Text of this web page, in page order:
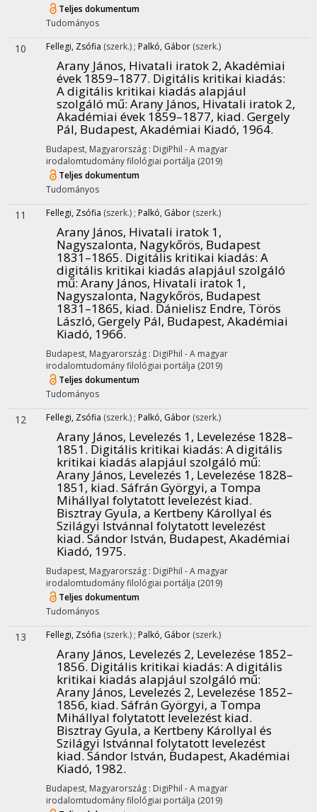
Teljes dokumentum
Tudományos
10 Fellegi, Zsófia (szerk.) ; Palkó, Gábor (szerk.)
Arany János, Hivatali iratok 2, Akadémiai
évek 1859–1877. Digitális kritikai kiadás:
A digitális kritikai kiadás alapjául
szolgáló mű: Arany János, Hivatali iratok 2,
Akadémiai évek 1859–1877, kiad. Gergely
Pál, Budapest, Akadémiai Kiadó, 1964.
Budapest, Magyarország : DigiPhil - A magyar
irodalomtudomány filológiai portálja (2019)
Teljes dokumentum
Tudományos
11 Fellegi, Zsófia (szerk.) ; Palkó, Gábor (szerk.)
Arany János, Hivatali iratok 1,
Nagyszalonta, Nagykőrös, Budapest
1831–1865. Digitális kritikai kiadás: A
digitális kritikai kiadás alapjául szolgáló
mű: Arany János, Hivatali iratok 1,
Nagyszalonta, Nagykőrös, Budapest
1831–1865, kiad. Dánielisz Endre, Törös
László, Gergely Pál, Budapest, Akadémiai
Kiadó, 1966.
Budapest, Magyarország : DigiPhil - A magyar
irodalomtudomány filológiai portálja (2019)
Teljes dokumentum
Tudományos
12 Fellegi, Zsófia (szerk.) ; Palkó, Gábor (szerk.)
Arany János, Levelezés 1, Levelezése 1828–
1851. Digitális kritikai kiadás: A digitális
kritikai kiadás alapjául szolgáló mű:
Arany János, Levelezés 1, Levelezése 1828–
1851, kiad. Sáfrán Györgyi, a Tompa
Mihállyal folytatott levelezést kiad.
Bisztray Gyula, a Kertbeny Károllyal és
Szilágyi Istvánnal folytatott levelezést
kiad. Sándor István, Budapest, Akadémiai
Kiadó, 1975.
Budapest, Magyarország : DigiPhil - A magyar
irodalomtudomány filológiai portálja (2019)
Teljes dokumentum
Tudományos
13 Fellegi, Zsófia (szerk.) ; Palkó, Gábor (szerk.)
Arany János, Levelezés 2, Levelezése 1852–
1856. Digitális kritikai kiadás: A digitális
kritikai kiadás alapjául szolgáló mű:
Arany János, Levelezés 2, Levelezése 1852–
1856, kiad. Sáfrán Györgyi, a Tompa
Mihállyal folytatott levelezést kiad.
Bisztray Gyula, a Kertbeny Károllyal és
Szilágyi Istvánnal folytatott levelezést
kiad. Sándor István, Budapest, Akadémiai
Kiadó, 1982.
Budapest, Magyarország : DigiPhil - A magyar
irodalomtudomány filológiai portálja (2019)